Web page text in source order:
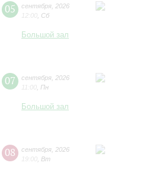
05 сентября 2026
12:00 Сб
Большой зал
07 сентября 2026
11:00 Пн
Большой зал
08 сентября 2026
19:00 Вт